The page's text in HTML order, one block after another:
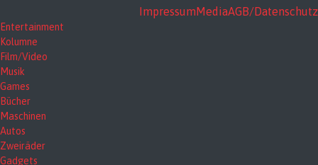
ImpressumMediaAGB/Datenschutz
Entertainment
Kolumne
Film/Video
Musik
Games
Bücher
Maschinen
Autos
Zweiräder
Gadgets